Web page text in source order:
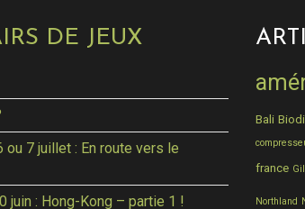
DE JEUX
ou 7 juillet : En route vers le
juin : Hong-Kong – partie 1 !
Bali
france
Northland